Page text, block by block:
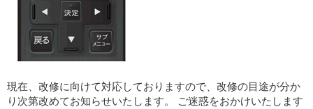
現在、改修に向けて対応しておりますので、改修の目途が分か
り次第改めてお知らせいたします。 ご迷惑をおかけいたします